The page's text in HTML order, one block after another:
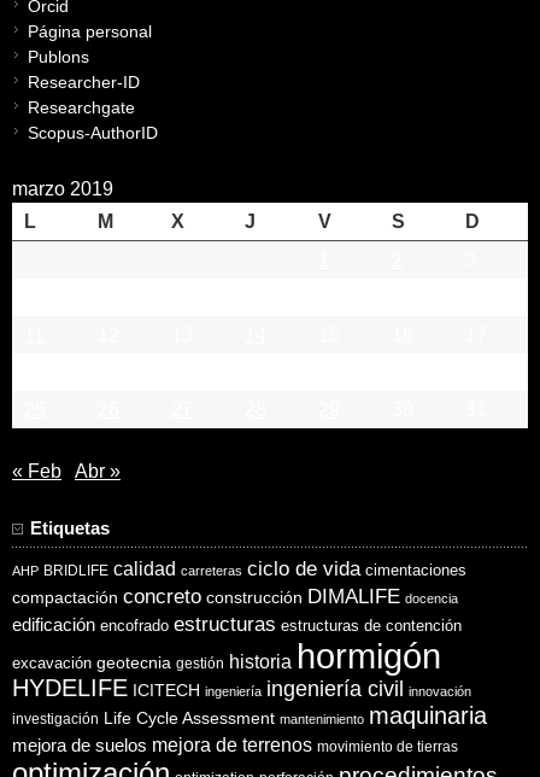
Orcid
Página personal
Publons
Researcher-ID
Researchgate
Scopus-AuthorID
marzo 2019
L
M X J V S
D
« Feb Abr »
Etiquetas
AHP BRIDLIFE calidad carreteras ciclo de vida cimentaciones
compactación concreto construcción DIMALIFE docencia
edificación encofrado estructuras estructuras de contención
excavación geotecnia gestión historia hormigón
HYDELIFE ICITECH ingeniería ingeniería civil innovación
investigación Life Cycle Assessment mantenimiento maquinaria
mejora de suelos mejora de terrenos movimiento de tierras